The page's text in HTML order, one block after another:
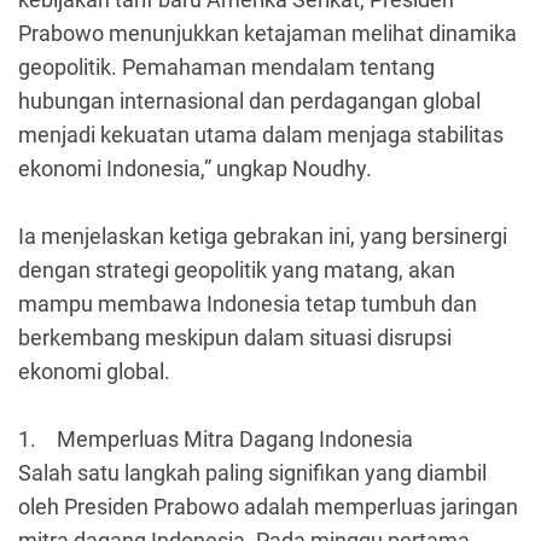
Prabowo menunjukkan ketajaman melihat dinamika
geopolitik. Pemahaman mendalam tentang
hubungan internasional dan perdagangan global
menjadi kekuatan utama dalam menjaga stabilitas
ekonomi Indonesia,” ungkap Noudhy.
Ia menjelaskan ketiga gebrakan ini, yang bersinergi
dengan strategi geopolitik yang matang, akan
mampu membawa Indonesia tetap tumbuh dan
berkembang meskipun dalam situasi disrupsi
ekonomi global.
1.
Memperluas Mitra Dagang Indonesia
Salah satu langkah paling signifikan yang diambil
oleh Presiden Prabowo adalah memperluas jaringan